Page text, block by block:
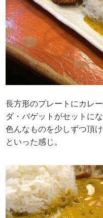
長方形のプレートにカレ
ダ・バゲットがセットにな
色んなものを少しずつ頂
といった感じ。